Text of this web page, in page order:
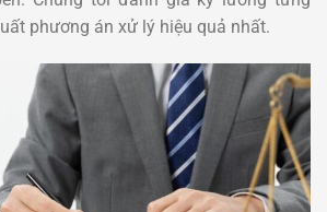
phương án xử lý hiệu quả nhất.